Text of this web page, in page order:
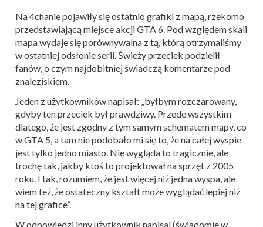
Na 4chanie pojawiły się ostatnio grafiki z mapą, rzekomo
przedstawiającą miejsce akcji GTA 6. Pod względem skali
mapa wydaje się porównywalna z tą, którą otrzymaliśmy
w ostatniej odsłonie serii. Świeży przeciek podzielił
fanów, o czym najdobitniej świadczą komentarze pod
znaleziskiem.
Jeden z użytkowników napisał: „byłbym rozczarowany,
gdyby ten przeciek był prawdziwy. Przede wszystkim
dlatego, że jest zgodny z tym samym schematem mapy, co
w GTA 5, a tam nie podobało mi się to, że na całej wyspie
jest tylko jedno miasto. Nie wygląda to tragicznie, ale
trochę tak, jakby ktoś to projektował na sprzęt z 2005
roku. I tak, rozumiem, że jest więcej niż jedna wyspa, ale
wiem też, że ostateczny kształt może wyglądać lepiej niż
na tej grafice”.
W odpowiedzi inny użytkownik napisal (świadomie w